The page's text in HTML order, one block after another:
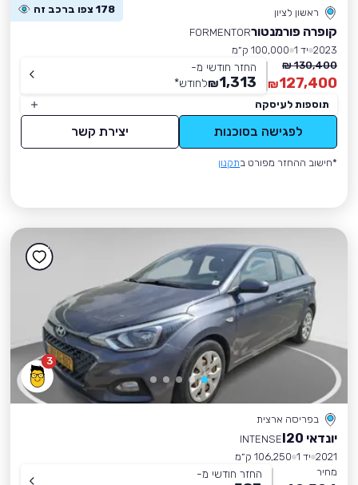
ראשון לציון 178 צפו ברכב זה
קופרה פורמנטורFORMENTOR
2023 יד 1
100,000 ק״מ
130,400 ₪
127,400
₪
החזר חודשי מ-
1,313
₪לחודש*
תוספות לעיסקה
לפגישה בסוכנות יצירת קשר
*חישוב ההחזר מפורט בתקנון
3
בפריסה ארצית
יונדאי I20
INTENSE
2021 יד 1
106,250 ק״מ
מחיר
החזר חודשי מ-